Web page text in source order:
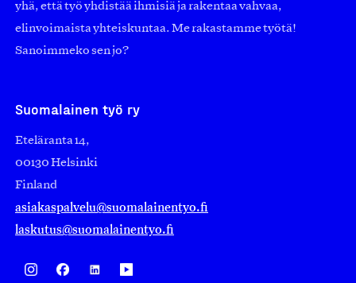
yhä, että työ yhdistää ihmisiä ja rakentaa vahvaa,
elinvoimaista yhteiskuntaa. Me rakastamme työtä!
Sanoimmeko sen jo?
Suomalainen työ ry
Eteläranta 14,
00130 Helsinki
Finland
asiakaspalvelu@suomalainentyo.fi
laskutus@suomalainentyo.fi